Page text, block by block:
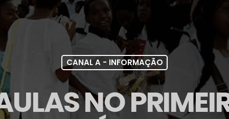
CANAL A - INFORMAÇÃO
NO